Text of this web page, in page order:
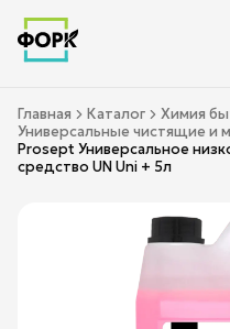
Главная Каталог
Химия
Универсальные чистящие и
Prosept Универсальное
средство UN Uni + 5л